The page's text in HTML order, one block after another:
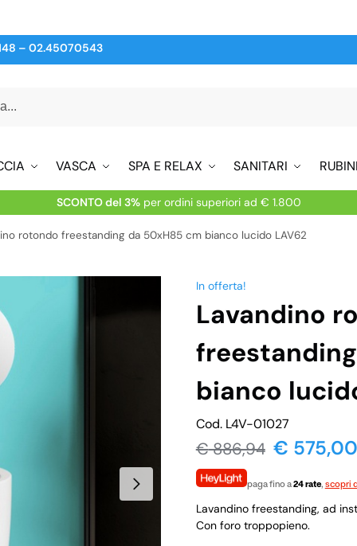
– 02.45070543
VASCA SPA E RELAX SANITARI
SCONTO del 3%per ordini superiori ad € 1.800
rotondo freestanding da 50xH85 cm bianco lucido LAV62
In offerta!
Lavandino
bianco
Cod. L4V-01027
€886,94 € 575,00
paga fino a24 rate, scopri
Lavandino freestanding, ad
Con foro troppopieno.